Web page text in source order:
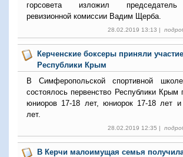
горсовета изложил председатель
ревизионной комиссии Вадим Щерба.
28.02.2019 13:13 |
Керченские боксеры приняли
Республики Крым
В Симферопольской спортивной
состоялось первенство Республики Крым
юниоров 17-18 лет, юниорок 17-18 лет и
лет.
28.02.2019 12:35 |
В Керчи малоимущая семья